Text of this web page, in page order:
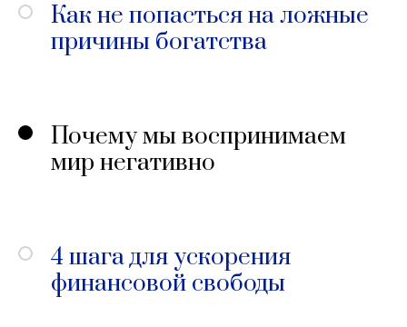
Как не попасться на ложные
причины богатства
Почему мы воспринимаем
мир негативно
4 шага для ускорения
финансовой свободы